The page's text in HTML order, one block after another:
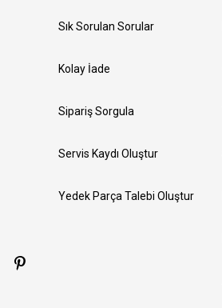
Sık Sorulan Sorular
Kolay İade
Sipariş Sorgula
Servis Kaydı Oluştur
Yedek Parça Talebi Oluştur